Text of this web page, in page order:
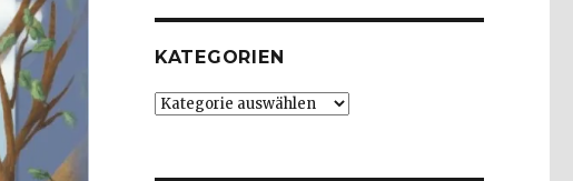
KATEGORIEN
Kategorien